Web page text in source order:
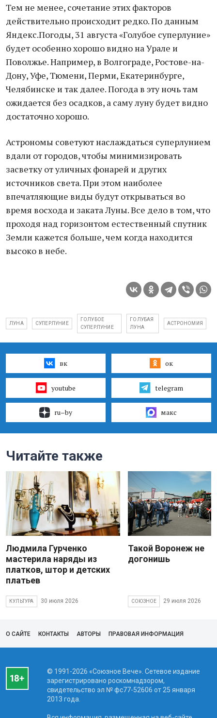
Тем не менее, сочетание этих факторов
действительно происходит редко. По данным
Яндекс.Погоды, 31 августа «Голубое суперлуние»
будет особенно хорошо видно на Урале и
Поволжье. Например, в Волгограде, Ростове-на-
Дону, Уфе, Тюмени, Перми, Екатеринбурге,
Челябинске и так далее. Погода в эту ночь там
ожидается без осадков, а саму луну будет видно
достаточно хорошо.
Астрономы советуют наслаждаться суперлунием
вдали от городов, чтобы минимизировать
засветку от уличных фонарей и других
источников света. При этом наиболее
впечатляющие виды будут открываться во
время восхода и заката Луны. Все дело в том, что
проходя над горизонтом естественный спутник
Земли кажется больше, чем когда находится
высоко в небе.
ЛУНА СУПЕРЛУНИЕ
ГОЛУБОЕ
СУПЕРЛУНИЕ
ГОЛУБАЯ
ЛУНА
АСТРОНОМИЯ
вк ок
youtube telegram
ru–by макс
Читайте также
Людмила Гурченко
мастерила наряды из
платков, штор и детских
платьев
КУЛЬТУРА 30 июля 2026
Такой Воронеж не
догонишь
СОЮЗНОЕ 29 июля 2026
О САЙТЕ КОНТАКТЫ АВТОРЫ ПРАВОВАЯ ИНФОРМАЦИЯ
© 1991-2026 «Союзное Вече». Сетевое издание
зарегистрировано роскомнадзором,
свидетельство эл № фc77-52606 от 25 января
2013 года.